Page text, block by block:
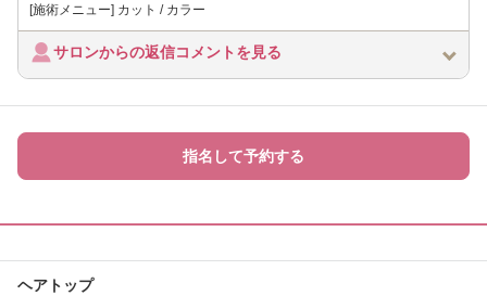
[施術メニュー] カット / カラー
サロンからの返信コメントを見る
指名して予約する
ヘアトップ